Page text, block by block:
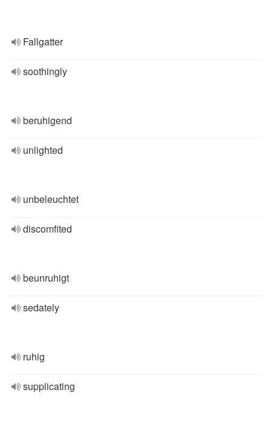
Fallgatter
soothingly
beruhigend
unlighted
unbeleuchtet
discomfited
beunruhigt
sedately
ruhig
supplicating